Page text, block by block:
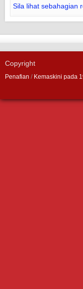
Sila lihat sebahagian
Copyright
Penafian / Kemaskini pada